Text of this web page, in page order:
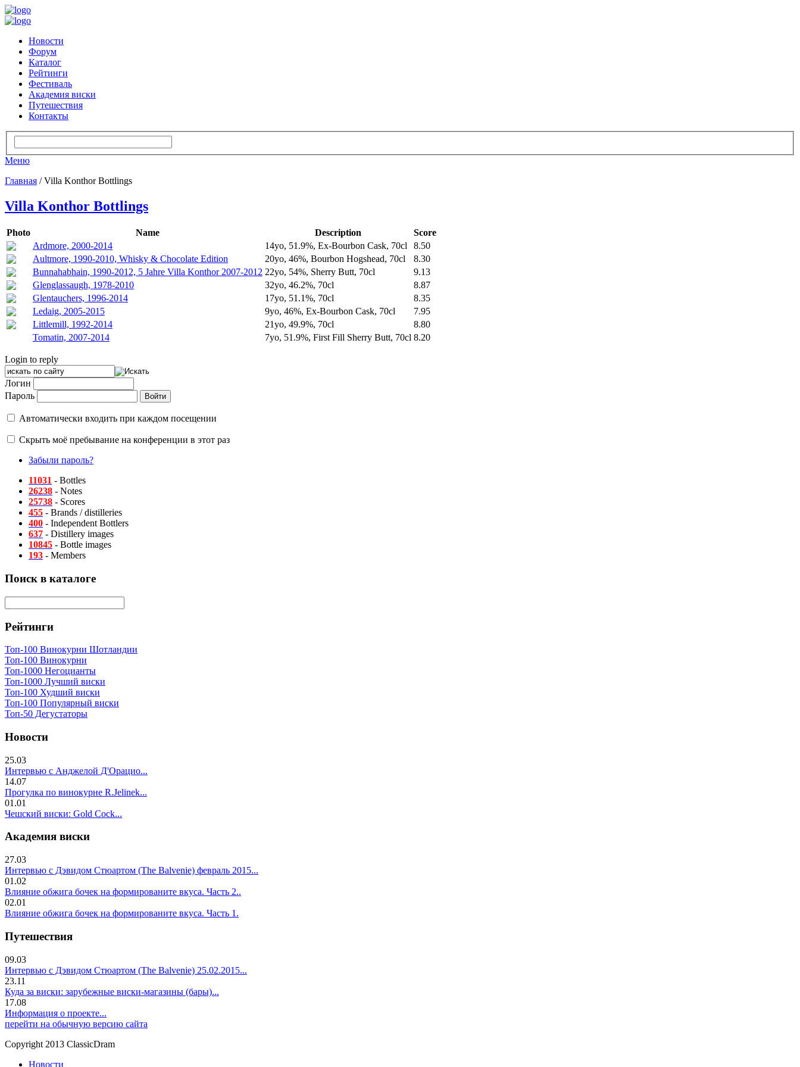
Новости
Форум
Каталог
Рейтинги
Фестиваль
Академия виски
Путешествия
Контакты
Меню
Главная / Villa Konthor Bottlings
Villa Konthor Bottlings
Photo Name Description
Score
Ardmore, 2000-2014
14yo, 51.9%, Ex-Bourbon Cask, 70cl
8.50
Aultmore, 1990-2010, Whisky & Chocolate Edition
20yo, 46%, Bourbon Hogshead, 70cl
8.30
Bunnahabhain, 1990-2012, 5 Jahre Villa Konthor 2007-2012 22yo, 54%, Sherry Butt, 70cl
9.13
Glenglassaugh, 1978-2010
32yo, 46.2%, 70cl
8.87
Glentauchers, 1996-2014
17yo, 51.1%, 70cl
8.35
Ledaig, 2005-2015
9yo, 46%, Ex-Bourbon Cask, 70cl
7.95
Littlemill, 1992-2014
21yo, 49.9%, 70cl
8.80
Tomatin, 2007-2014
7yo, 51.9%, First Fill Sherry Butt, 70cl 8.20
Login to reply
Логин
Пароль
Автоматически входить при каждом посещении
Скрыть моё пребывание на конференции в этот раз
Забыли пароль?
11031 - Bottles
26238 - Notes
25738 - Scores
455 - Brands / distilleries
400 - Independent Bottlers
637 - Distillery images
10845 - Bottle images
193 - Members
Поиск в каталоге
Рейтинги
Топ-100 Винокурни Шотландии
Топ-100 Винокурни
Топ-1000 Негоцианты
Топ-1000 Лучший виски
Топ-100 Худший виски
Топ-100 Популярный виски
Топ-50 Дегустаторы
Новости
25.03
Интервью с Анджелой Д'Орацио...
14.07
Прогулка по винокурне R.Jelinek...
01.01
Чешский виски: Gold Cock...
Академия виски
27.03
Интервью с Дэвидом Стюартом (The Balvenie) февраль 2015...
01.02
Влияние обжига бочек на формированите вкуса. Часть 2..
02.01
Влияние обжига бочек на формированите вкуса. Часть 1.
Путешествия
09.03
Интервью с Дэвидом Стюартом (The Balvenie) 25.02.2015...
23.11
Куда за виски: зарубежные виски-магазины (бары)...
17.08
Информация о проекте...
перейти на обычную версию сайта
Copyright 2013 ClassicDram
Новости